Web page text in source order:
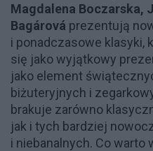
Magdalena Boczarska,
Bagárová prezentują
i ponadczasowe klasyki,
się jako wyjątkowy
jako element
biżuteryjnych i
brakuje zarówno
jak i tych bardziej
i niebanalnych. Co warto